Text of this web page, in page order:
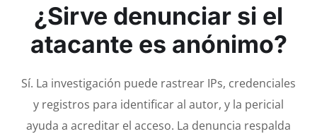
¿Sirve denunciar si el
atacante es anónimo?
Sí. La investigación puede rastrear IPs, credenciales
y registros para identificar al autor, y la pericial
ayuda a acreditar el acceso. La denuncia respalda